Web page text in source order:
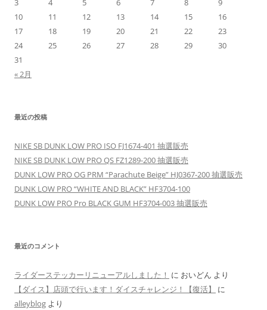
3
4 5 6 7 8
9
10
11 12 13 14 15
16
17
18 19 20 21 22
23
24
25 26 27 28 29
30
31
« 2月
最近の投稿
NIKE SB DUNK LOW PRO ISO FJ1674-401 抽選販売
NIKE SB DUNK LOW PRO QS FZ1289-200 抽選販売
DUNK LOW PRO OG PRM “Parachute Beige” HJ0367-200 抽選販売
DUNK LOW PRO “WHITE AND BLACK” HF3704-100
DUNK LOW PRO Pro BLACK GUM HF3704-003 抽選販売
最近のコメント
ライダーステッカーリニューアルしました！ に おいどん より
【ダイス】店頭で行います！ダイスチャレンジ！【復活】
に
alleyblog より